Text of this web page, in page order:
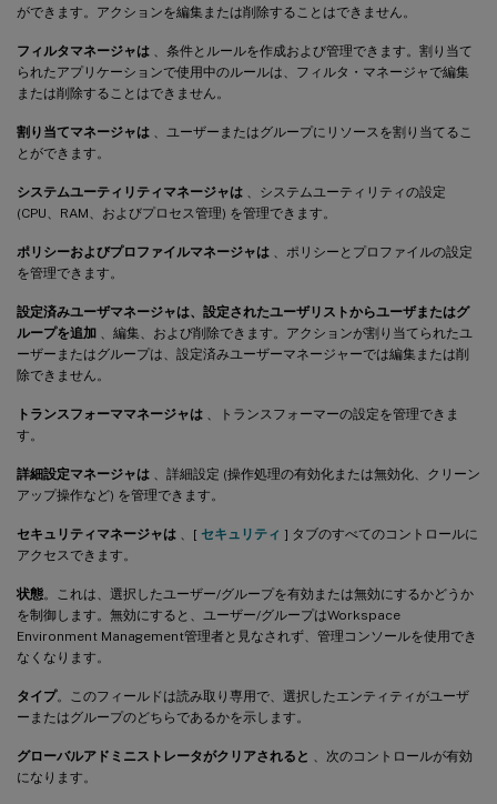
ができます。アクションを編集または削除することはできません。
フィルタマネージャは 、条件とルールを作成および管理できます。割り当て
られたアプリケーションで使用中のルールは、フィルタ・マネージャで編集
または削除することはできません。
割り当てマネージャは 、ユーザーまたはグループにリソースを割り当てるこ
とができます。
システムユーティリティマネージャは 、システムユーティリティの設定
(CPU、RAM、およびプロセス管理) を管理できます。
ポリシーおよびプロファイルマネージャは 、ポリシーとプロファイルの設定
を管理できます。
設定済みユーザマネージャは、設定されたユーザリストからユーザまたはグ
ループを追加 、編集、および削除できます。アクションが割り当てられたユ
ーザーまたはグループは、設定済みユーザーマネージャーでは編集または削
除できません。
トランスフォーママネージャは 、トランスフォーマーの設定を管理できま
す。
詳細設定マネージャは 、詳細設定 (操作処理の有効化または無効化、クリーン
アップ操作など) を管理できます。
セキュリティマネージャは 、[ セキュリティ ] タブのすべてのコントロールに
アクセスできます。
状態。これは、選択したユーザー/グループを有効または無効にするかどうか
を制御します。無効にすると、ユーザー/グループはWorkspace
Environment Management管理者と見なされず、管理コンソールを使用でき
なくなります。
タイプ。このフィールドは読み取り専用で、選択したエンティティがユーザ
ーまたはグループのどちらであるかを示します。
グローバルアドミニストレータがクリアされると
、次のコントロールが有効
になります。